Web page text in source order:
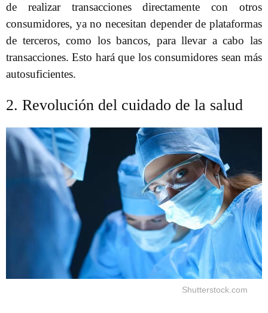
de realizar transacciones directamente con otros
consumidores, ya no necesitan depender de plataformas
de terceros, como los bancos, para llevar a cabo las
transacciones. Esto hará que los consumidores sean más
autosuficientes.
2. Revolución del cuidado de la salud
Shutterstock.com